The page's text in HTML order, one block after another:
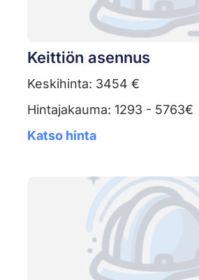
Keittiön asennus
Keskihinta: 3454 €
Hintajakauma: 1293 - 5763€
Katso hinta